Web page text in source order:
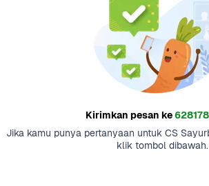
Kirimkan pesan ke
Jika kamu punya pertanyaan untuk CS
klik tombol dibawah.